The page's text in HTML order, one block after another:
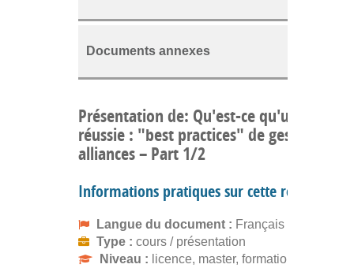
Documents annexes
Présentation de: Qu'est-ce qu'une
réussie : "best practices" de gestion des
alliances – Part 1/2
Informations pratiques sur cette ressource
Langue du document : Français
Type : cours / présentation
Niveau : licence, master, formation continue